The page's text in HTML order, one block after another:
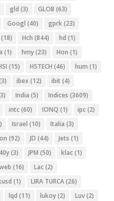
gld (3) GLOB (63)
Googl (40) gprk(23)
(18) Hch (844) hd (1)
(1) hmy(23) Hon (1)
(15) HSTECH (46) hum (1)
ibex (12) ibit (4)
India (5) Indices (3609)
intc(60) IONQ (1) ipc(2)
Israel (10) Italia (3)
(92) JD (44) Jets (1)
(3) JPM (50) klac(1)
(16) Lac(2)
(1) LIRA TURCA(26)
lqd (11) lukoy(2) Luv(2)